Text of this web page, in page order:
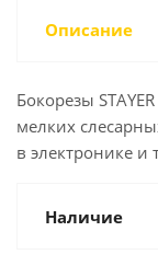
Описание
Бокорезы
мелких
в электронике и
Наличие